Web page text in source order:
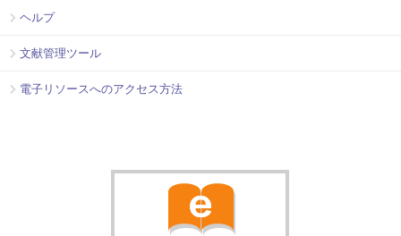
ヘルプ
文献管理ツール
電子リソースへのアクセス方法